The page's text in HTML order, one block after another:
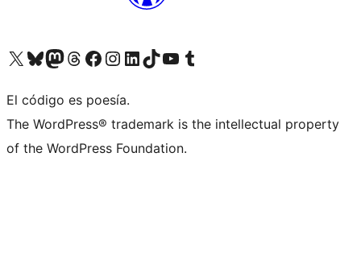
Visita nuestra cuenta de X (anteriormente Twitter)
Visita nuestra cuenta de Bluesky
Visita nuestra cuenta de Mastodon
Visita nuestra cuenta de Threads
Visita nuestra página de Facebook
Visita nuestra cuenta de Instagram
Visita nuestra cuenta de LinkedIn
Visita nuestra cuenta de TikTok
Visita nuestro canal de YouTube
Visita nuestra cuenta de Tumblr
El código es poesía.
The WordPress® trademark is the intellectual property
of the WordPress Foundation.